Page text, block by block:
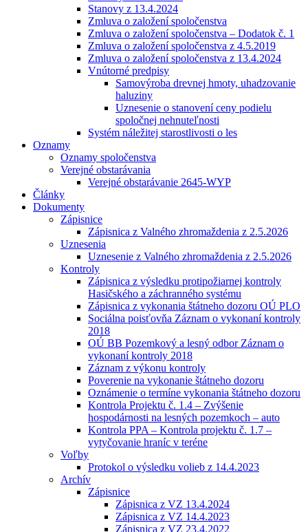
Stanovy z 13.4.2024
Zmluva o založení spoločenstva
Zmluva o založení spoločenstva – Dodatok č. 1
Zmluva o založení spoločenstva z 4.5.2019
Zmluva o založení spoločenstva z 13.4.2024
Vnútorné predpisy
Samovýroba drevnej hmoty, uhadzovanie
haluziny
Uznesenie o stanovení ceny podielu
spoločnej nehnuteľnosti
Systém náležitej starostlivosti o les
Oznamy
Oznamy spoločenstva
Verejné obstarávania
Verejné obstarávanie 2645-WYP
Články
Dokumenty
Zápisnice
Zápisnica z Valného zhromaždenia z 2.5.2026
Uznesenia
Uznesenie z Valného zhromaždenia z 2.5.2026
Kontroly
Zápisnica z výsledku protipožiarnej kontroly
Hasičského a záchranného systému
Zápisnica z vykonania štátneho dozoru OÚ PLO
Sociálna poisťovňa Záznam o vykonaní kontroly
2018
OÚ BB Pozemkový a lesný odbor Záznam o
vykonaní kontroly 2018
Záznam z výkonu kontroly
Poverenie na vykonanie štátneho dozoru
Oznámenie o termíne vykonania štátneho dozoru
Kontrola Projektu č. 1.4 – Zvýšenie
hospodárnosti na lesných pozemkoch – auto
Kontrola PPA – Kontrola projektu č. 1.7 –
vytyčovanie hraníc v teréne
Voľby
Protokol o výsledku volieb z 14.4.2023
Archív
Zápisnice
Zápisnica z VZ 13.4.2024
Zápisnica z VZ 14.4.2023
Zápisnica z VZ 23.4.2022